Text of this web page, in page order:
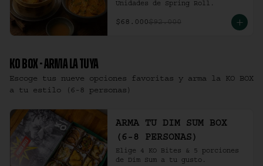
Unidades de Spring Roll.
$68.000$92.000
KO BOX - ARMA LA TUYA
Escoge tus nueve opciones favoritas y arma la KO BOX
a tu estilo (6-8 personas)
ARMA TU DIM SUM BOX
(6-8 PERSONAS)
Elige 4 KO Bites & 5 porciones
de Dim Sum a tu gusto.